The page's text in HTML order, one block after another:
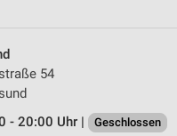
54
- 20:00 Uhr |
Geschlossen